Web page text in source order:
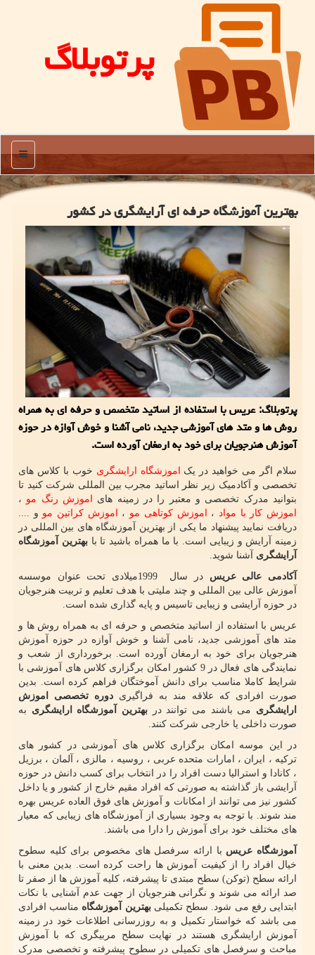
پرتوبلاگ
منو
بهترین آموزشگاه حرفه ای آرایشگری در كشور
پرتوبلاگ: عریس با استفاده از اساتید متخصص و حرفه ای به همراه
روش ها و متد های آموزشی جدید، نامی آشنا و خوش آوازه در حوزه
آموزش هنرجویان برای خود به ارمغان آورده است.
سلام اگر می خواهید در یک اموزشگاه ارایشگری خوب با کلاس های
تخصصی و آکادمیک زیر نظر اساتید مجرب بین المللی شرکت کنید تا
بتوانید مدرک تخصصی و معتبر را در زمینه های اموزش رنگ مو ،
اموزش کار با مواد ، اموزش کوتاهی مو ، اموزش کراتین مو و ....
دریافت نمایید پیشنهاد ما یکی از بهترین آموزشگاه های بین المللی در
زمینه آرایش و زیبایی است. با ما همراه باشید تا بابهترین آموزشگاه
آرایشگری آشنا شوید.
آکادمی عالی عریس در سال 1999میلادی تحت عنوان موسسه
آموزش عالی بین المللی و چند ملیتی با هدف تعلیم و تربیت هنرجویان
در حوزه آرایشی و زیبایی تاسیس و پایه گذاری شده است.
عریس با استفاده از اساتید متخصص و حرفه ای به همراه روش ها و
متد های آموزشی جدید، نامی آشنا و خوش آوازه در حوزه آموزش
هنرجویان برای خود به ارمغان آورده است. برخورداری از شعب و
نمایندگی های فعال در 9 کشور امکان برگزاری کلاس های آموزشی با
شرایط کاملا مناسب برای دانش آموختگان فراهم کرده است. بدین
صورت افرادی که علاقه مند به فراگیری دوره تخصصی اموزش
ارایشگری می باشند می توانند در بهترین آموزشگاه ارایشگری به
صورت داخلی یا خارجی شرکت کنند.
در این موسه امکان برگزاری کلاس های آموزشی در کشور های
ترکیه ، ایران ، امارات متحده عربی ، روسیه ، مالزی ، آلمان ، برزیل
، کانادا و استرالیا دست افراد را در انتخاب برای کسب دانش در حوزه
آرایشی باز گذاشته به صورتی که افراد مقیم خارج از کشور و یا داخل
کشور نیز می توانند از امکانات و آموزش های فوق العاده عریس بهره
مند شوند. با توجه به وجود بسیاری از آموزشگاه های زیبایی که معیار
های مختلف خود برای آموزش را دارا می باشند.
آموزشگاه عریس با ارائه سرفصل های مخصوص برای کلیه سطوح
خیال افراد را از کیفیت آموزش ها راحت کرده است. بدین معنی با
ارائه سطح (توکن) سطح مبتدی تا پیشرفته، کلیه آموزش ها از صفر تا
صد ارائه می شوند و نگرانی هنرجویان از جهت عدم آشنایی با نکات
ابتدایی رفع می شود. سطح تکمیلیبهترین آموزشگاه مناسب افرادی
می باشد که خواستار تکمیل و به روزرسانی اطلاعات خود در زمینه
آموزش ارایشگری هستند در نهایت سطح مربیگری که با آموزش
مباحث و سرفصل های تکمیلی در سطوح پیشرفته و تخصصی مدرک